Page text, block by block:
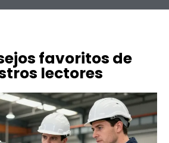
favoritos de
lectores